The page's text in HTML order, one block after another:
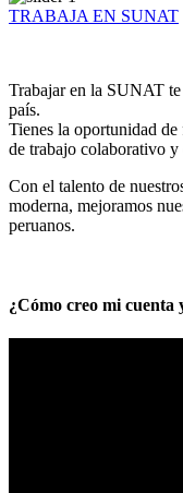
TRABAJA EN SUNAT
Trabajar en la SUNAT
país.
Tienes la oportunidad
de trabajo colaborativo y
Con el talento de
moderna, mejoramos
peruanos.
¿Cómo creo mi cuenta